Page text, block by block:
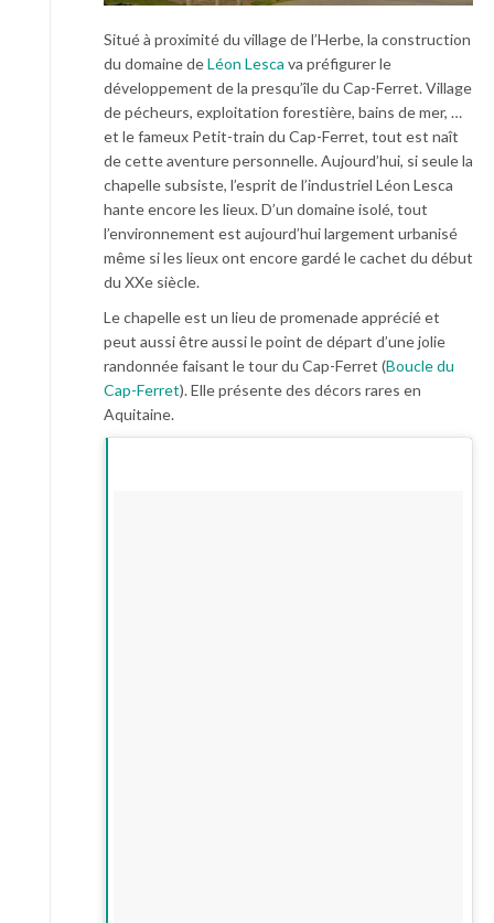
Situé à proximité du village de l’Herbe, la construction
du domaine deLéon Lesca va préfigurer le
développement de la presqu’île du Cap-Ferret. Village
de pécheurs, exploitation forestière, bains de mer, …
et le fameux Petit-train du Cap-Ferret, tout est naît
de cette aventure personnelle. Aujourd’hui, si seule la
chapelle subsiste, l’esprit de l’industriel Léon Lesca
hante encore les lieux. D’un domaine isolé, tout
l’environnement est aujourd’hui largement urbanisé
même si les lieux ont encore gardé le cachet du début
du XXe siècle.
Le chapelle est un lieu de promenade apprécié et
peut aussi être aussi le point de départ d’une jolie
randonnée faisant le tour du Cap-Ferret (Boucle du
Cap-Ferret). Elle présente des décors rares en
Aquitaine.